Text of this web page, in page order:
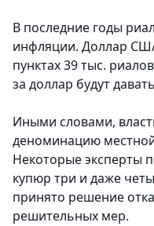
В последние годы
инфляции. Доллар
пунктах 39 тыс.
за доллар будут
Иными словами,
деноминацию
Некоторые эксперты
купюр три и даже
принято решение
решительных мер.